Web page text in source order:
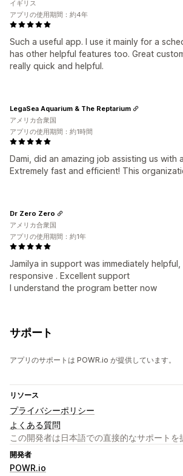
Such a useful app. I use it mainly for a
has other helpful features too. Great
really quick and helpful.
イギリス
アプリの使用期間：約4年
Dami, did an amazing job assisting us with
Extremely fast and efficient! This
LegaSea Aquarium & The Reptarium
アメリカ合衆国
アプリの使用期間：約1時間
Jamilya in support was immediately
responsive . Excellent support
I understand the program better now
Dr Zero Zero
アメリカ合衆国
アプリの使用期間：約1年
サポート
アプリのサポートは POWR.io が提供しています。
リソース
プライバシーポリシー
よくある質問
この開発者は日本語での直接的なサポートを
開発者
POWR.io